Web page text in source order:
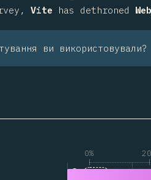
Vite has dethroned
ви використовували?
0%